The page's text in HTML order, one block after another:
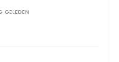
GELEDEN